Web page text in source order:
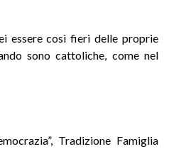
essere così fieri delle proprie
sono cattoliche, come nel
Tradizione Famiglia